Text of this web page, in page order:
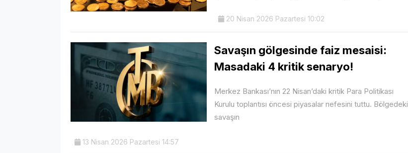
20 Nisan 2026 Pazartesi 10:02
Savaşın gölgesinde faiz mesaisi:
Masadaki 4 kritik senaryo!
Merkez Bankası’nın 22 Nisan’daki kritik Para Politikası
Kurulu toplantısı öncesi piyasalar nefesini tuttu. Bölgedeki
savaşın
13 Nisan 2026 Pazartesi 14:57